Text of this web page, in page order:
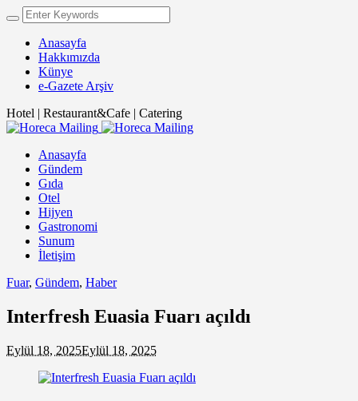
Anasayfa
Hakkımızda
Künye
e-Gazete Arşiv
Hotel | Restaurant&Cafe | Catering
Anasayfa
Gündem
Gıda
Otel
Hijyen
Gastronomi
Sunum
İletişim
Fuar, Gündem, Haber
Interfresh Euasia Fuarı açıldı
Eylül 18, 2025Eylül 18, 2025